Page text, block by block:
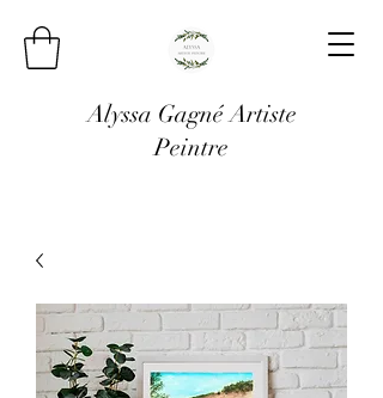
Alyssa Gagné Artiste
Peintre